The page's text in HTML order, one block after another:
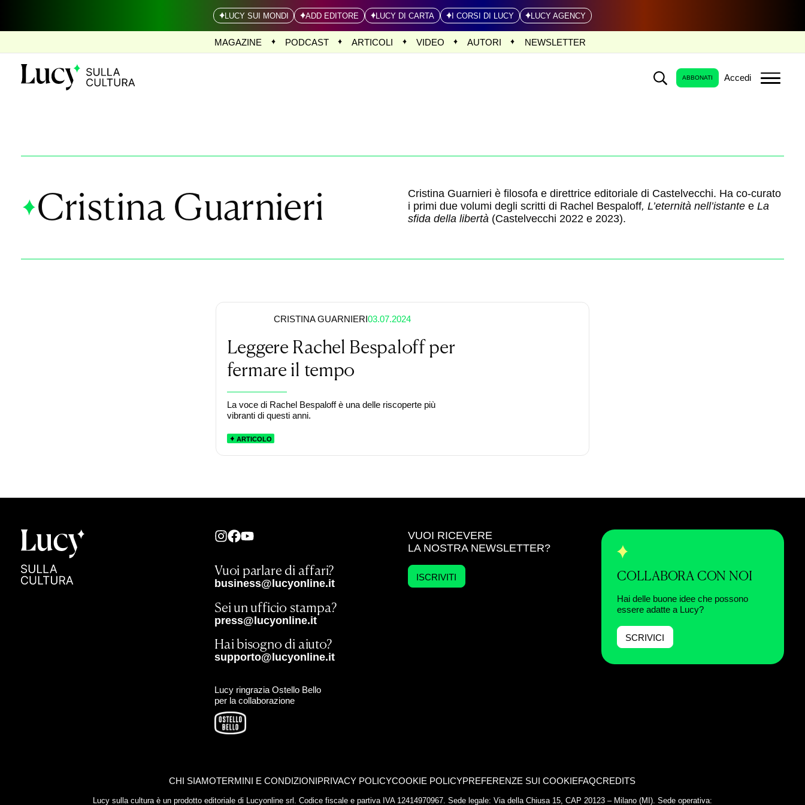
LUCY SUI MONDI ADD EDITORE LUCY DI CARTA I CORSI DI LUCY LUCY AGENCY
MAGAZINE PODCAST ARTICOLI VIDEO AUTORI NEWSLETTER
ABBONATI Accedi
Cristina Guarnieri
Cristina Guarnieri è filosofa e direttrice editoriale di Castelvecchi. Ha co-curato
i primi due volumi degli scritti di Rachel Bespaloff, L’eternità nell’istantee La
sfida della libertà(Castelvecchi 2022 e 2023).
CRISTINA GUARNIERI03.07.2024
Leggere Rachel Bespaloff per
fermare il tempo
La voce di Rachel Bespaloff è una delle riscoperte più
vibranti di questi anni.
ARTICOLO
Vuoi parlare di affari?
business@lucyonline.it
Sei un ufficio stampa?
press@lucyonline.it
Hai bisogno di aiuto?
supporto@lucyonline.it
Lucy ringrazia Ostello Bello
per la collaborazione
VUOI RICEVERE
LA NOSTRA NEWSLETTER?
ISCRIVITI COLLABORA CON NOI
Hai delle buone idee che possono
essere adatte a Lucy?
SCRIVICI
CHI SIAMOTERMINI E CONDIZIONIPRIVACY POLICYCOOKIE POLICYPREFERENZE SUI COOKIEFAQCREDITS
Lucy sulla cultura è un prodotto editoriale di Lucyonline srl. Codice fiscale e partiva IVA 12414970967. Sede legale: Via della Chiusa 15, CAP 20123 – Milano (MI). Sede operativa: